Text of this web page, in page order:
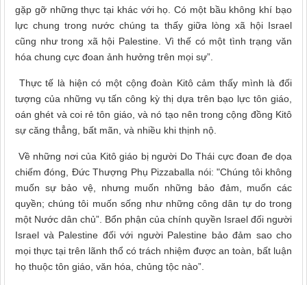
gặp gỡ những thực tại khác với họ. Có một bầu không khí bạo
lực chung trong nước chúng ta thấy giữa lòng xã hội Israel
cũng như trong xã hội Palestine. Vì thế có một tình trạng văn
hóa chung cực đoan ảnh hưởng trên mọi sự”.
Thực tế là hiện có một cộng đoàn Kitô cảm thấy mình là đối
tượng của những vụ tấn công kỳ thị dựa trên bạo lực tôn giáo,
oán ghét và coi rẻ tôn giáo, và nó tạo nên trong cộng đồng Kitô
sự căng thẳng, bất mãn, và nhiều khi thịnh nộ.
Về những nơi của Kitô giáo bị người Do Thái cực đoan đe dọa
chiếm đóng, Đức Thượng Phụ Pizzaballa nói: "Chúng tôi không
muốn sự bảo vệ, nhưng muốn những bảo đảm, muốn các
quyền; chúng tôi muốn sống như những công dân tự do trong
một Nước dân chủ”. Bổn phận của chính quyền Israel đối người
Israel và Palestine đối với người Palestine bảo đảm sao cho
mọi thực tại trên lãnh thổ có trách nhiệm được an toàn, bất luận
họ thuộc tôn giáo, văn hóa, chủng tộc nào”.